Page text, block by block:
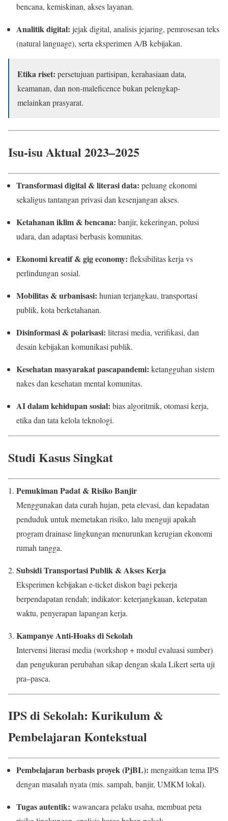
bencana, kemiskinan, akses layanan.
Analitik digital: jejak digital, analisis jejaring, pemrosesan teks
(natural language), serta eksperimen A/B kebijakan.
Etika riset: persetujuan partisipan, kerahasiaan data,
keamanan, dan non-maleficence bukan pelengkap-
melainkan prasyarat.
Isu-isu Aktual 2023–2025
Transformasi digital & literasi data: peluang ekonomi
sekaligus tantangan privasi dan kesenjangan akses.
Ketahanan iklim & bencana: banjir, kekeringan, polusi
udara, dan adaptasi berbasis komunitas.
Ekonomi kreatif & gig economy: fleksibilitas kerja vs
perlindungan sosial.
Mobilitas & urbanisasi: hunian terjangkau, transportasi
publik, kota berketahanan.
Disinformasi & polarisasi: literasi media, verifikasi, dan
desain kebijakan komunikasi publik.
Kesehatan masyarakat pascapandemi: ketangguhan sistem
nakes dan kesehatan mental komunitas.
AI dalam kehidupan sosial: bias algoritmik, otomasi kerja,
etika dan tata kelola teknologi.
Studi Kasus Singkat
Pemukiman Padat & Risiko Banjir
Menggunakan data curah hujan, peta elevasi, dan kepadatan
penduduk untuk memetakan risiko, lalu menguji apakah
program drainase lingkungan menurunkan kerugian ekonomi
rumah tangga.
Subsidi Transportasi Publik & Akses Kerja
Eksperimen kebijakan e-ticket diskon bagi pekerja
berpendapatan rendah; indikator: keterjangkauan, ketepatan
waktu, penyerapan lapangan kerja.
Kampanye Anti-Hoaks di Sekolah
Intervensi literasi media (workshop + modul evaluasi sumber)
dan pengukuran perubahan sikap dengan skala Likert serta uji
pra–pasca.
IPS di Sekolah: Kurikulum &
Pembelajaran Kontekstual
Pembelajaran berbasis proyek (PjBL): mengaitkan tema IPS
dengan masalah nyata (mis. sampah, banjir, UMKM lokal).
Tugas autentik: wawancara pelaku usaha, membuat peta